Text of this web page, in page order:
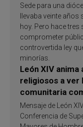
Sede para una
llevaba veinte
hoy. Pero hace
comprometer
controvertida ley
minorías.
León XIV anima
religiosos a ver
comunitaria
de inspiración y
santificación
Mensaje de León
Conferencia de